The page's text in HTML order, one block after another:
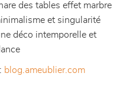
des tables effet marbre
et singularité
déco intemporelle et
blog.ameublier.com